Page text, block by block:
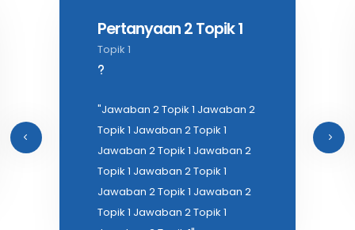
Pertanyaan 2 Topik 1
Topik 1
"Jawaban 2 Topik 1 Jawaban 2
Topik 1 Jawaban 2 Topik 1
Jawaban 2 Topik 1 Jawaban 2
Topik 1 Jawaban 2 Topik 1
Jawaban 2 Topik 1 Jawaban 2
Topik 1 Jawaban 2 Topik 1